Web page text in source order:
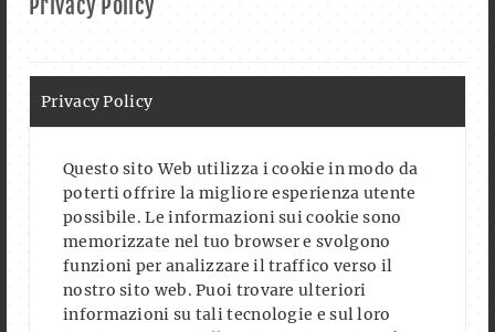
Privacy Policy
Privacy Policy
Questo sito Web utilizza i cookie in modo da
poterti offrire la migliore esperienza utente
possibile. Le informazioni sui cookie sono
memorizzate nel tuo browser e svolgono
funzioni per analizzare il traffico verso il
nostro sito web. Puoi trovare ulteriori
informazioni su tali tecnologie e sul loro
CALENDAR
AUG. 2026
OK, ROSE IN CONCERT
SA., 08.08.2026- ORE20:00-23:30UHR